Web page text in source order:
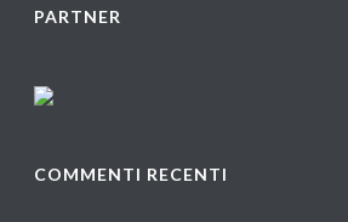
PARTNER
COMMENTI RECENTI